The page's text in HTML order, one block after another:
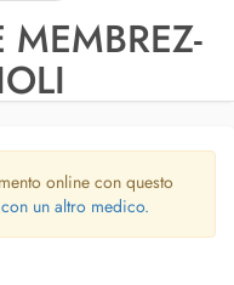
online con questo
un altro medico.